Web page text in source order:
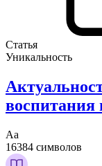
Статья
Уникальность
воспитания
Аа
16384 символов